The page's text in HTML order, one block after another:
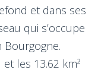
et dans ses
qui s’occupe
les 13.62 km²